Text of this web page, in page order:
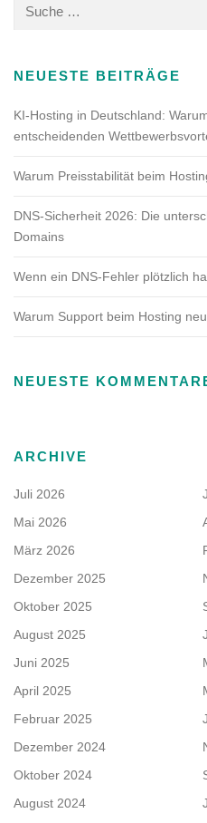
nach:
NEUESTE BEITRÄGE
KI-Hosting in Deutschland:
entscheidenden
Warum Preisstabilität beim
DNS-Sicherheit 2026: Die
Domains
Wenn ein DNS-Fehler plötzlich
Warum Support beim Hosting
NEUESTE
ARCHIVE
Juli 2026
Mai 2026
März 2026
Dezember 2025
Oktober 2025
August 2025
Juni 2025
April 2025
Februar 2025
Dezember 2024
Oktober 2024
August 2024